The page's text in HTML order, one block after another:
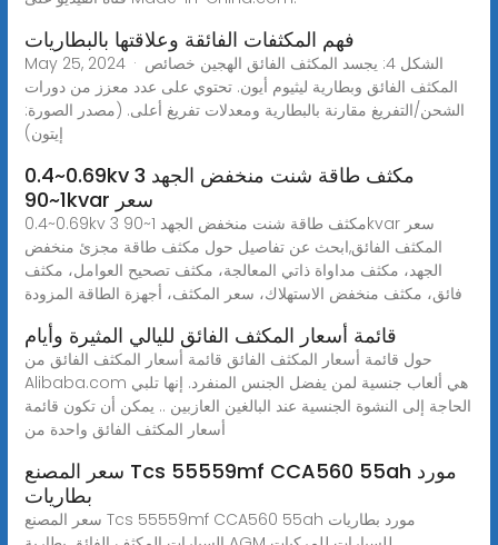
فهم المكثفات الفائقة وعلاقتها بالبطاريات
May 25, 2024 · الشكل 4: يجسد المكثف الفائق الهجين خصائص
المكثف الفائق وبطارية ليثيوم أيون. تحتوي على عدد معزز من دورات
الشحن/التفريغ مقارنة بالبطارية ومعدلات تفريغ أعلى. (مصدر الصورة:
إيتون)
0.4~0.69kv 3 مكثف طاقة شنت منخفض الجهد
1~90kvar سعر
0.4~0.69kv 3 مكثف طاقة شنت منخفض الجهد 1~90kvar سعر
المكثف الفائق,ابحث عن تفاصيل حول مكثف طاقة مجزئ منخفض
الجهد، مكثف مداواة ذاتي المعالجة، مكثف تصحيح العوامل، مكثف
فائق، مكثف منخفض الاستهلاك، سعر المكثف، أجهزة الطاقة المزودة
قائمة أسعار المكثف الفائق لليالي المثيرة وأيام
حول قائمة أسعار المكثف الفائق قائمة أسعار المكثف الفائق من
Alibaba.com هي ألعاب جنسية لمن يفضل الجنس المنفرد. إنها تلبي
الحاجة إلى النشوة الجنسية عند البالغين العازبين .. يمكن أن تكون قائمة
أسعار المكثف الفائق واحدة من
سعر المصنع Tcs 55559mf CCA560 55ah مورد
بطاريات
سعر المصنع Tcs 55559mf CCA560 55ah مورد بطاريات